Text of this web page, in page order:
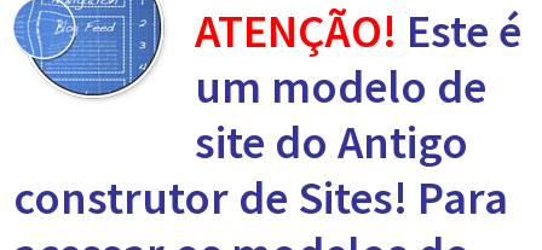
ATENÇÃO! Este é
um modelo de
site do Antigo
construtor de Sites! Para